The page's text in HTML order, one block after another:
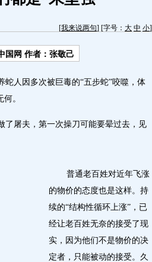
[我来说两句] [字号： 大 中 小]
国网 作者：张敬己
人因多次被巨毒的“五步蛇”咬噬，体
。
了屠夫，第一次操刀可能要晕过去，见
普通老百姓对近年飞涨
的物价的态度也是这样。持
续的“结构性循环上涨”，已
经让老百姓无奈的接受了现
实，因为他们不是物价的决
定者，只能被动的接受。久